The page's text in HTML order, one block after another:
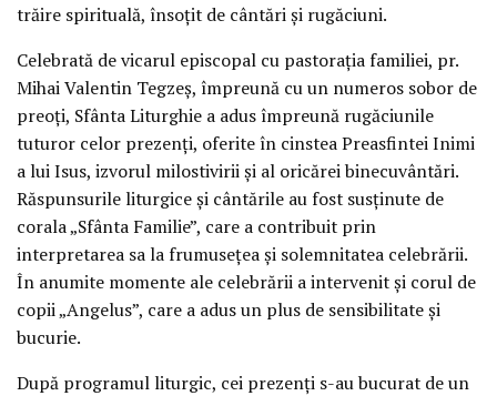
trăire spirituală, însoțit de cântări și rugăciuni.
Celebrată de vicarul episcopal cu pastorația familiei, pr.
Mihai Valentin Tegzeș, împreună cu un numeros sobor de
preoți, Sfânta Liturghie a adus împreună rugăciunile
tuturor celor prezenți, oferite în cinstea Preasfintei Inimi
a lui Isus, izvorul milostivirii și al oricărei binecuvântări.
Răspunsurile liturgice și cântările au fost susținute de
corala „Sfânta Familie”, care a contribuit prin
interpretarea sa la frumusețea și solemnitatea celebrării.
În anumite momente ale celebrării a intervenit și corul de
copii „Angelus”, care a adus un plus de sensibilitate și
bucurie.
După programul liturgic, cei prezenți s-au bucurat de un